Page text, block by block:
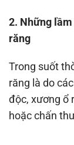
2. Những
răng
Trong suốt
răng là do
độc, xương ổ
hoặc chấn